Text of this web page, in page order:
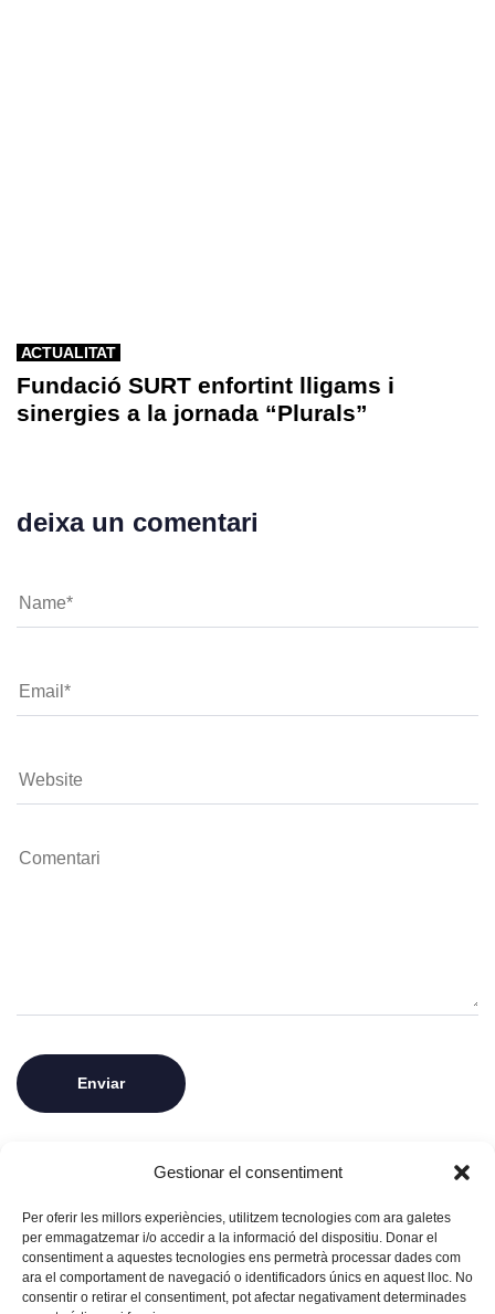
Gestionar el consentiment
Per oferir les millors experiències, utilitzem tecnologies com ara galetes
per emmagatzemar i/o accedir a la informació del dispositiu. Donar el
consentiment a aquestes tecnologies ens permetrà processar dades com
ara el comportament de navegació o identificadors únics en aquest lloc. No
consentir o retirar el consentiment, pot afectar negativament determinades
ACTUALITAT
Fundació SURT enfortint lligams i
sinergies a la jornada “Plurals”
deixa un comentari
aquest navegador per a la pròxima vegada que
comenti.